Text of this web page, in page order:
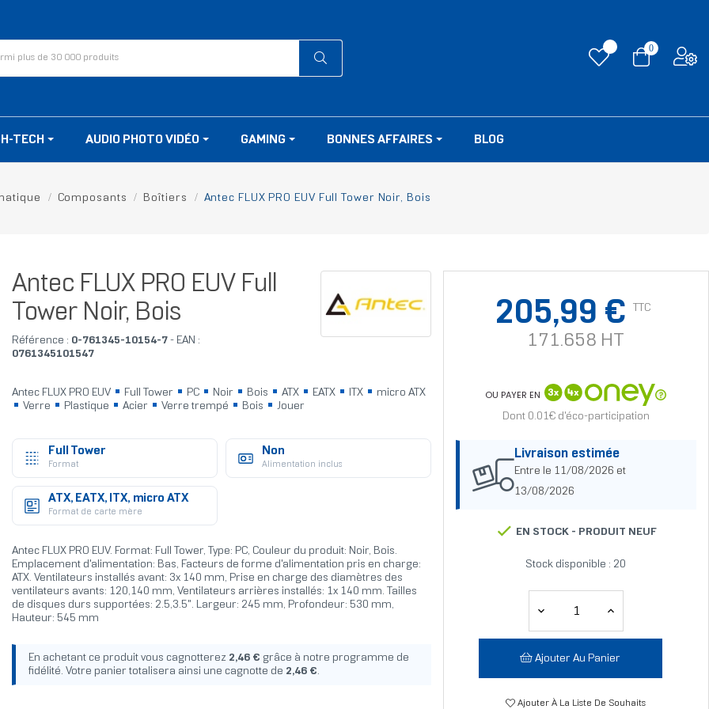
0
TECH AUDIO PHOTO VIDÉO GAMING BONNES AFFAIRES BLOG
Composants Boîtiers Antec FLUX PRO EUV Full Tower Noir, Bois
Antec FLUX PRO EUV Full
Tower Noir, Bois
Référence : 0-761345-10154-7- EAN :
0761345101547
Antec FLUX PRO EUV Full Tower PC Noir Bois ATX EATX ITX
micro ATX
Verre
Plastique Acier Verre trempé Bois Jouer
Full Tower
Format
Non
Alimentation inclus
ATX, EATX, ITX, micro ATX
Format de carte mère
Antec FLUX PRO EUV. Format: Full Tower, Type: PC, Couleur du produit: Noir, Bois.
Emplacement d'alimentation: Bas, Facteurs de forme d'alimentation pris en charge:
ATX. Ventilateurs installés avant: 3x 140 mm, Prise en charge des diamètres des
ventilateurs avants: 120,140 mm, Ventilateurs arrières installés: 1x 140 mm. Tailles
de disques durs supportées: 2.5,3.5". Largeur: 245 mm, Profondeur: 530 mm,
Hauteur: 545 mm
En achetant ce produit vous cagnotterez 2,46 € grâce à notre programme de
fidélité. Votre panier totalisera ainsi une cagnotte de 2,46 €.
205,99 € TTC
171.658 HT
OU PAYER EN
Dont 0.01€ d'éco-participation
Livraison estimée
Entre le 11/08/2026 et
13/08/2026
EN STOCK - PRODUIT NEUF
Stock disponible : 20
Ajouter Au Panier
Ajouter À La Liste De Souhaits